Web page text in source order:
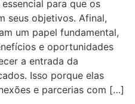
para que os
seus objetivos. Afinal,
um papel fundamental,
e oportunidades
a entrada da
Isso porque elas
e parcerias com […]